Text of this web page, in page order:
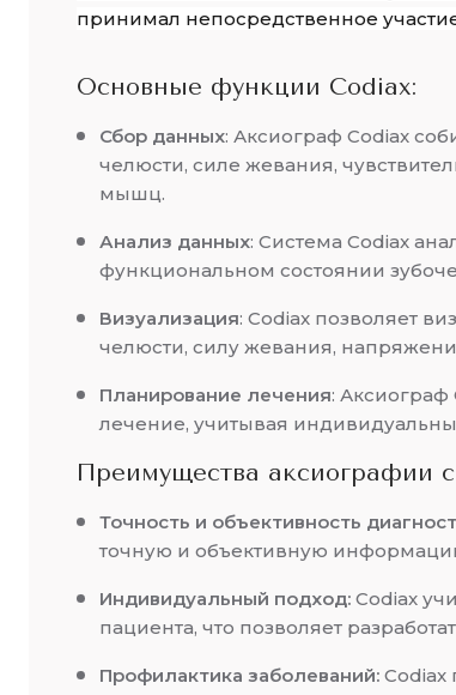
принимал непосредственное
Основные функции Codiax:
Сбор данных: Аксиограф Codiax
челюсти, силе жевания,
мышц.
Анализ данных: Система Codiax
функциональном состоянии
Визуализация: Codiax позволяет
челюсти, силу жевания,
Планирование лечения: Аксиограф
лечение, учитывая
Преимущества аксиографии
Точность и объективность
точную и объективную
Индивидуальный подход: Codiax
пациента, что позволяет
Профилактика заболеваний: Codiax